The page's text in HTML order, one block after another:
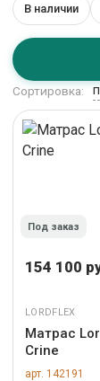
Главная
В наличии
Сортировка:
Под заказ
154 100
LORDFLEX
Матрас
Crine
арт. 142191